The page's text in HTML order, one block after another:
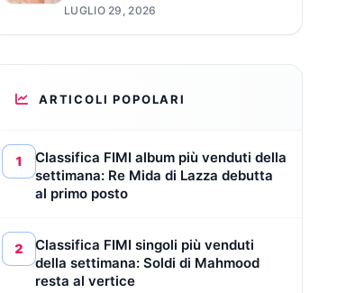
LUGLIO 29, 2026
ARTICOLI POPOLARI
1
Classifica FIMI album più venduti della
settimana: Re Mida di Lazza debutta
al primo posto
2
Classifica FIMI singoli più venduti
della settimana: Soldi di Mahmood
resta al vertice